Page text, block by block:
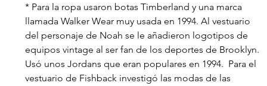
* Para la ropa usaron botas Timberland y una marca
llamada Walker Wear muy usada en 1994. Al vestuario
del personaje de Noah se le añadieron logotipos de
equipos vintage al ser fan de los deportes de Brooklyn.
Usó unos Jordans que eran populares en 1994.  Para el
vestuario de Fishback investigó las modas de las